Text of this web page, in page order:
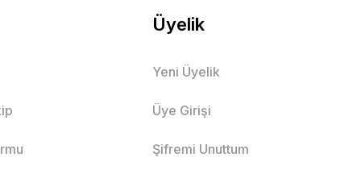
Üyelik
Yeni Üyelik
Üye Girişi
Şifremi Unuttum